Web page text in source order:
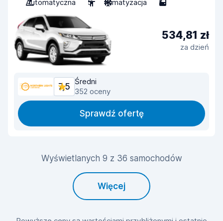
Automatyczna
5 Klimatyzacja 5
534,81 zł
za dzień
7,5
Średni
352 oceny
Sprawdź ofertę
Wyświetlanych 9 z 36 samochodów
Więcej